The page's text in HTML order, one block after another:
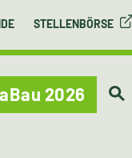
STELLENBÖRSE
2026